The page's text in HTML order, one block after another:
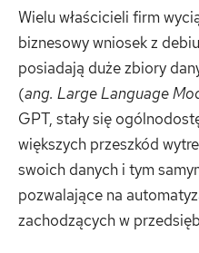
Wielu właścicieli firm
biznesowy wniosek z
posiadają duże zbiory
(ang. Large Language
GPT, stały się
większych przeszkód
swoich danych i tym
pozwalające na
zachodzących w